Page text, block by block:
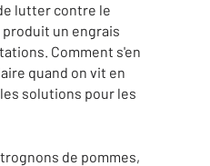
lutter contre le
un engrais
Comment s'en
quand on vit en
solutions pour les
de pommes,